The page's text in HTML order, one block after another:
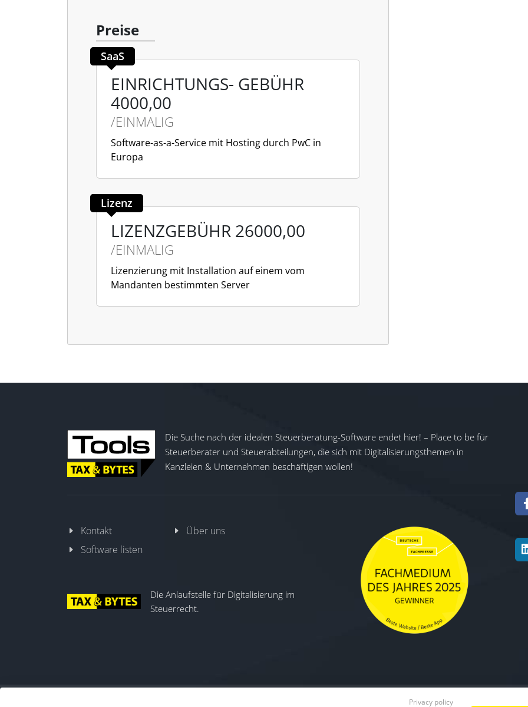
Preise
SaaS
EINRICHTUNGS- GEBÜHR
4000,00
/EINMALIG
Software-as-a-Service mit Hosting durch PwC in
Europa
Lizenz
LIZENZGEBÜHR 26000,00
/EINMALIG
Lizenzierung mit Installation auf einem vom
Mandanten bestimmten Server
Die Suche nach der idealen Steuerberatung-Software endet hier! – Place to be für
Steuerberater und Steuerabteilungen, die sich mit Digitalisierungsthemen in
Kanzleien & Unternehmen beschäftigen wollen!
Kontakt
Über uns
Software listen
Die Anlaufstelle für Digitalisierung im
Steuerrecht.
Privacy policy